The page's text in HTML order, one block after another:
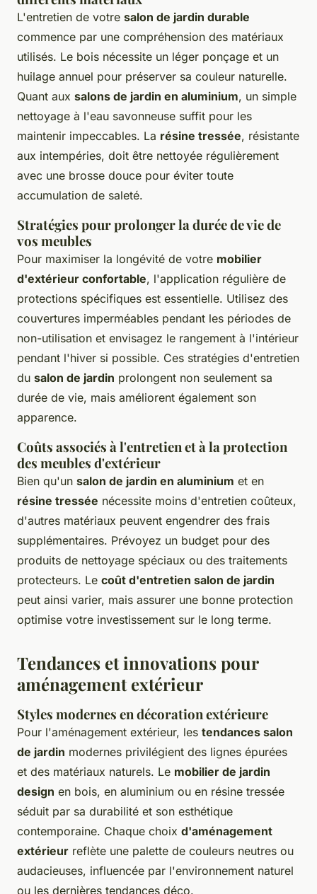
L'entretien de votre salon de jardin durable
commence par une compréhension des matériaux
utilisés. Le bois nécessite un léger ponçage et un
huilage annuel pour préserver sa couleur naturelle.
Quant aux salons de jardin en aluminium, un simple
nettoyage à l'eau savonneuse suffit pour les
maintenir impeccables. La résine tressée, résistante
aux intempéries, doit être nettoyée régulièrement
avec une brosse douce pour éviter toute
accumulation de saleté.
Stratégies pour prolonger la durée de vie de
vos meubles
Pour maximiser la longévité de votre mobilier
d'extérieur confortable, l'application régulière de
protections spécifiques est essentielle. Utilisez des
couvertures imperméables pendant les périodes de
non-utilisation et envisagez le rangement à l'intérieur
pendant l'hiver si possible. Ces stratégies d'entretien
du salon de jardin prolongent non seulement sa
durée de vie, mais améliorent également son
apparence.
Coûts associés à l'entretien et à la protection
des meubles d'extérieur
Bien qu'un salon de jardin en aluminium et en
résine tressée nécessite moins d'entretien coûteux,
d'autres matériaux peuvent engendrer des frais
supplémentaires. Prévoyez un budget pour des
produits de nettoyage spéciaux ou des traitements
protecteurs. Le coût d'entretien salon de jardin
peut ainsi varier, mais assurer une bonne protection
optimise votre investissement sur le long terme.
Tendances et innovations pour
aménagement extérieur
Styles modernes en décoration extérieure
Pour l'aménagement extérieur, les tendances salon
de jardin modernes privilégient des lignes épurées
et des matériaux naturels. Le mobilier de jardin
design en bois, en aluminium ou en résine tressée
séduit par sa durabilité et son esthétique
contemporaine. Chaque choix d'aménagement
extérieur reflète une palette de couleurs neutres ou
audacieuses, influencée par l'environnement naturel
ou les dernières tendances déco.